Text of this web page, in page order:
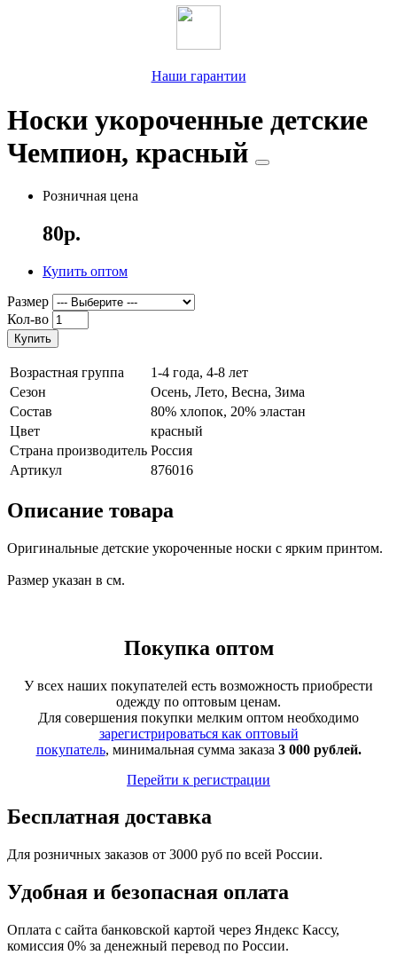
Наши гарантии
Носки укороченные детские
Чемпион, красный
Розничная цена
80р.
Купить оптом
Размер
Кол-во
Купить
Возрастная группа
1-4 года, 4-8 лет
Сезон
Осень, Лето, Весна, Зима
Состав
80% хлопок, 20% эластан
Цвет
красный
Страна производитель Россия
Артикул
876016
Описание товара
Оригинальные детские укороченные носки с ярким принтом.
Размер указан в см.
Покупка оптом
У всех наших покупателей есть возможность приобрести
одежду по оптовым ценам.
Для совершения покупки мелким оптом необходимо
зарегистрироваться как оптовый
покупатель, минимальная сумма заказа 3 000 рублей.
Перейти к регистрации
Бесплатная доставка
Для розничных заказов от 3000 руб по всей России.
Удобная и безопасная оплата
Оплата с сайта банковской картой через Яндекс Кассу,
комиссия 0% за денежный перевод по России.